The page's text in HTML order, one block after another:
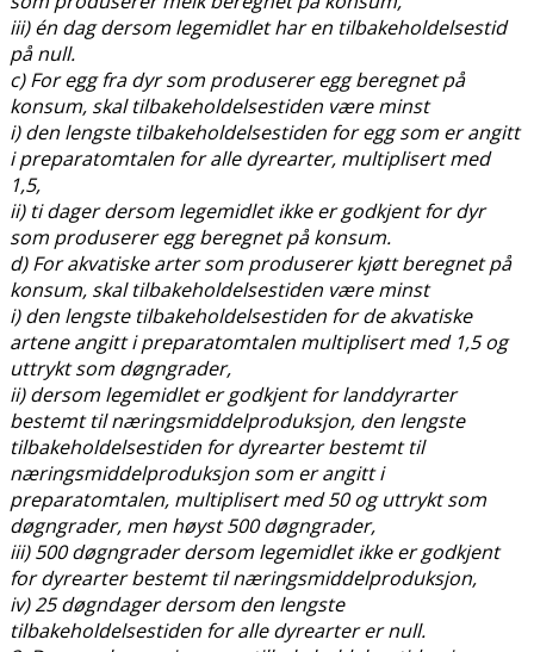
iii) én dag dersom legemidlet har en tilbakeholdelsestid
på null.
c) For egg fra dyr som produserer egg beregnet på
konsum, skal tilbakeholdelsestiden være minst
i) den lengste tilbakeholdelsestiden for egg som er angitt
i preparatomtalen for alle dyrearter, multiplisert med
1,5,
ii) ti dager dersom legemidlet ikke er godkjent for dyr
som produserer egg beregnet på konsum.
d) For akvatiske arter som produserer kjøtt beregnet på
konsum, skal tilbakeholdelsestiden være minst
i) den lengste tilbakeholdelsestiden for de akvatiske
artene angitt i preparatomtalen multiplisert med 1,5 og
uttrykt som døgngrader,
ii) dersom legemidlet er godkjent for landdyrarter
bestemt til næringsmiddelproduksjon, den lengste
tilbakeholdelsestiden for dyrearter bestemt til
næringsmiddelproduksjon som er angitt i
preparatomtalen, multiplisert med 50 og uttrykt som
døgngrader, men høyst 500 døgngrader,
iii) 500 døgngrader dersom legemidlet ikke er godkjent
for dyrearter bestemt til næringsmiddelproduksjon,
iv) 25 døgndager dersom den lengste
tilbakeholdelsestiden for alle dyrearter er null.